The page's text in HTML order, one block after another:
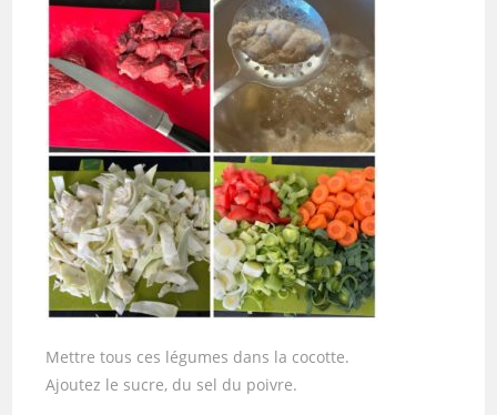
Mettre tous ces légumes dans la cocotte.
Ajoutez le sucre, du sel du poivre.